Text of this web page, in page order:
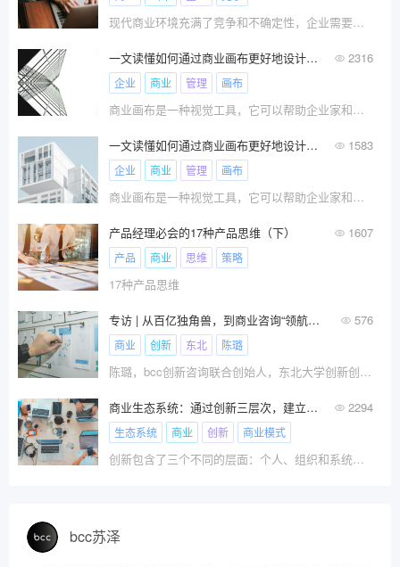
现代商业环境充满了竞争和不确定性，企业需要一种工具来帮助他们更好地理解商业模式，以便应对市场变化和竞争压力。商业画布正是这样一种工具，能够帮助企业全面地了解商业业务的不同方面，包括市场需求、竞争环境、产品或服务设计、价值主张、渠道和销售等。
一文读懂如何通过商业画布更好地设计商业模式 2316
企业 商业 管理 画布
商业画布是一种视觉工具，它可以帮助企业家和团队更好地理解和设计他们的商业模式。
一文读懂如何通过商业画布更好地设计商业模式 1583
企业 商业 管理 画布
商业画布是一种视觉工具，它可以帮助企业家和团队更好地理解和设计他们的商业模式。
产品经理必会的17种产品思维（下） 1607
产品 商业 思维 策略
17种产品思维
专访 | 从百亿独角兽，到商业咨询“领航者”——用知行合一，恪守商业匠心 576
商业 创新 东北 陈璐
陈璐，bcc创新咨询联合创始人，东北大学创新创业导师，转转前联合创始人\x26amp;COO
商业生态系统：通过创新三层次，建立价值共同体 2294
生态系统 商业 创新 商业模式
创新包含了三个不同的层面：个人、组织和系统。在商业中，我们称之为：价值主张、商业模式和生态系统。
bcc苏泽